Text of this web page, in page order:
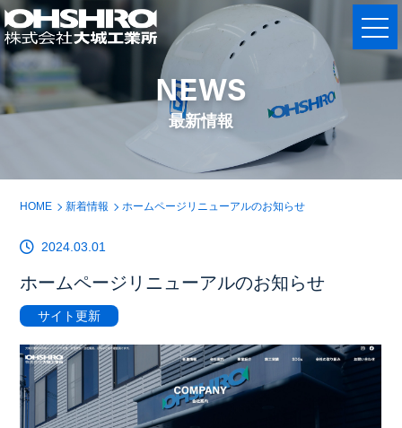
NEWS
最新情報
HOME 新着情報 ホームページリニューアルのお知らせ
2024.03.01
ホームページリニューアルのお知らせ
サイト更新